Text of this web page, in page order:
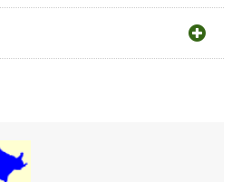
好む。
るが、栽培型で大きく２つに分けら
型）で栽培期間が短く主に積算温度
夏収穫に適すため大方の品種がこれ
の大豆）で短日植物で日長（短日）
定する。